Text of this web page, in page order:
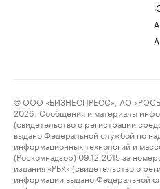
© ООО «БИЗНЕСПРЕСС», АО
2026. Сообщения и материалы
(свидетельство о регистрации
выдано Федеральной службой по
информационных технологий и
(Роскомнадзор) 09.12.2015 за
издания «РБК» (свидетельство о
информации выдано Федеральной